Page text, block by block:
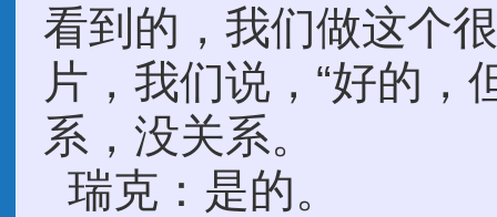
看到的，我们做这个
片，我们说，“好的，
系，没关系。
瑞克：是的。